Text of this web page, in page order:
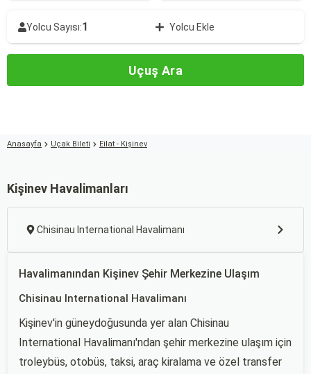
Yolcu Sayısı:1 Yolcu Ekle
Uçuş Ara
Anasayfa Uçak Bileti Eilat - Kişinev
Kişinev Havalimanları
Chisinau International Havalimanı
Havalimanından Kişinev Şehir Merkezine Ulaşım
Chisinau International Havalimanı
Kişinev'in güneydoğusunda yer alan Chisinau
International Havalimanı'ndan şehir merkezine ulaşım için
troleybüs, otobüs, taksi, araç kiralama ve özel transfer